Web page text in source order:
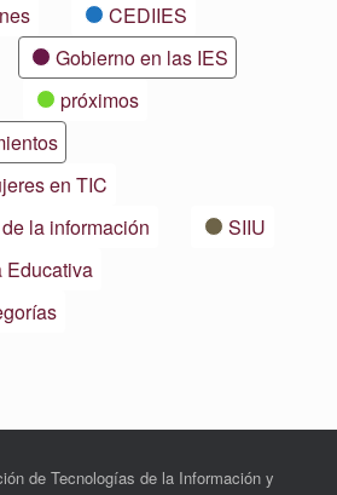
CEDIIES
Gobierno en las IES
próximos
en TIC
la información
SIIU
Educativa
de Tecnologías de la Información y